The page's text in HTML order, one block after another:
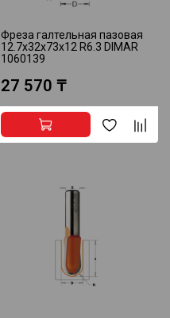
Фреза галтельная пазовая
12.7x32x73x12 R6.3 DIMAR
1060139
27 570 ₸